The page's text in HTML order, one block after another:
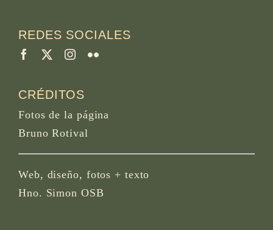
REDES SOCIALES
CRÉDITOS
Fotos de la página
Bruno Rotival
Web, diseño, fotos + texto
Hno. Simon OSB